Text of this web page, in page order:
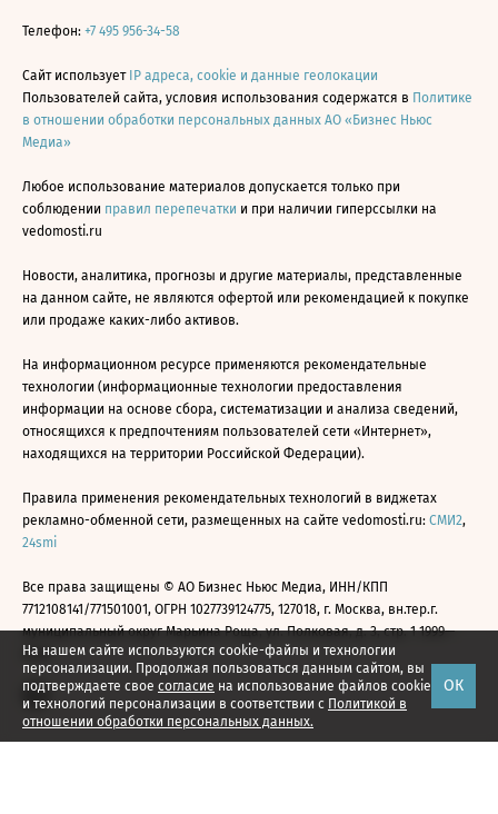
На нашем сайте используются cookie-файлы и технологии
персонализации. Продолжая пользоваться данным сайтом, вы
подтверждаете свое согласие на использование файлов cookie
и технологий персонализации в соответствии с Политикой в
отношении обработки персональных данных.
ОК
Телефон: +7 495 956-34-58
Сайт использует IP адреса, cookie и данные геолокации
Пользователей сайта, условия использования содержатся в Политике
в отношении обработки персональных данных АО «Бизнес Ньюс
Медиа»
Любое использование материалов допускается только при
соблюдении правил перепечатки и при наличии гиперссылки на
vedomosti.ru
Новости, аналитика, прогнозы и другие материалы, представленные
на данном сайте, не являются офертой или рекомендацией к покупке
или продаже каких-либо активов.
На информационном ресурсе применяются рекомендательные
технологии (информационные технологии предоставления
информации на основе сбора, систематизации и анализа сведений,
относящихся к предпочтениям пользователей сети «Интернет»,
находящихся на территории Российской Федерации).
Правила применения рекомендательных технологий в виджетах
рекламно-обменной сети, размещенных на сайте vedomosti.ru: СМИ2,
24smi
Все права защищены © АО Бизнес Ньюс Медиа, ИНН/КПП
7712108141/771501001, ОГРН 1027739124775, 127018, г. Москва, вн.тер.г.
муниципальный округ Марьина Роща, ул. Полковая, д. 3, стр. 1 1999—
2026